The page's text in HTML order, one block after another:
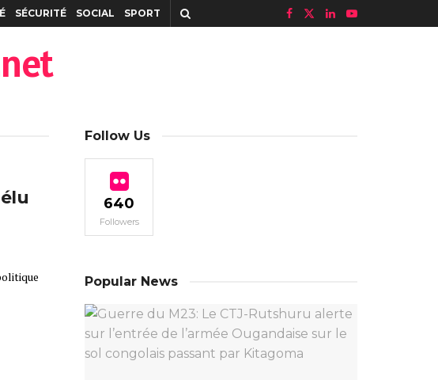
SÉCURITÉ SOCIAL SPORT
Follow Us
640
Followers
Popular News